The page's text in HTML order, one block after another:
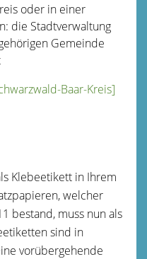
oder in einer
die Stadtverwaltung
Gemeinde
Baar-Kreis]
Klebeetikett in Ihrem
welcher
bestand, muss nun als
sind in
vorübergehende